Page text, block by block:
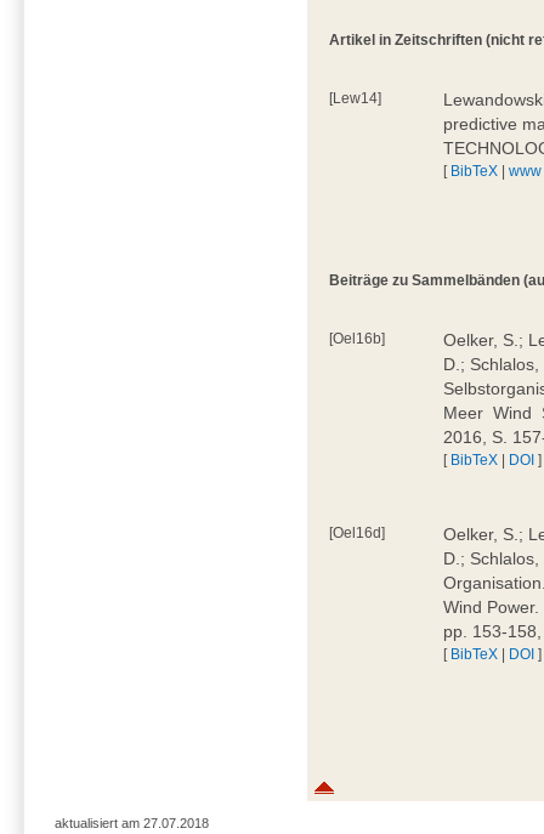
Artikel in Zeitschriften (nicht
[Lew14]
predictive
[ BibTeX |www
Beiträge zu Sammelbänden
[Oel16b]
Oelker, S.;
D.;
Meer  Wind
2016, S.
[ BibTeX | DOI ]
[Oel16d]
Oelker, S.;
D.;
Wind
pp. 153-
[ BibTeX | DOI ]
aktualisiert am 27.07.2018